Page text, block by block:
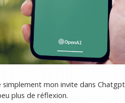
mon invite dans
plus de réflexion.